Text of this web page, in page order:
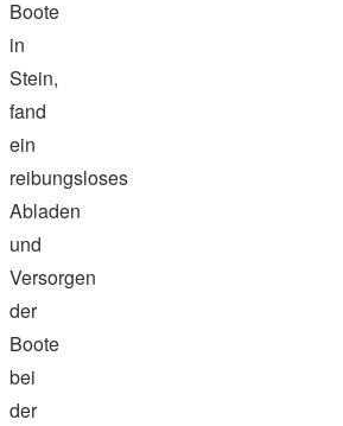
Boote
in
Stein,
fand
ein
reibungsloses
Abladen
und
Versorgen
der
Boote
bei
der